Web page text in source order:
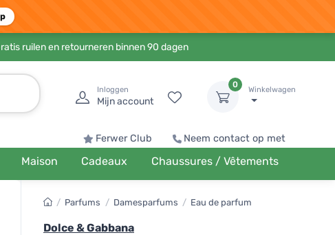
ruilen en retourneren binnen 90 dagen
Inloggen
Mijn account
0
Winkelwagen
Ferwer Club Neem contact op met
Maison Cadeaux Chaussures / Vêtements
/ Parfums / Damesparfums / Eau de parfum
Dolce & Gabbana